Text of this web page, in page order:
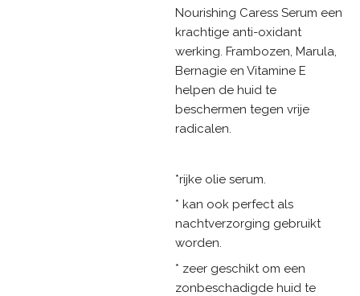
Nourishing Caress Serum een
krachtige anti-oxidant
werking. Frambozen, Marula,
Bernagie en Vitamine E
helpen de huid te
beschermen tegen vrije
radicalen.
*rijke olie serum.
* kan ook perfect als
nachtverzorging gebruikt
worden.
* zeer geschikt om een
zonbeschadigde huid te